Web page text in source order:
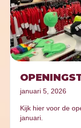
januari 5, 2026
Kijk hier voor de
januari.